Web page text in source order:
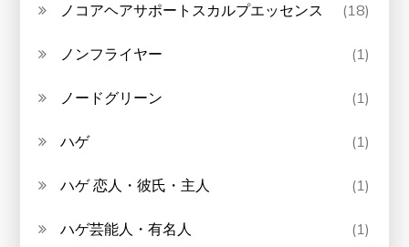
ノコアヘアサポートスカルプエッセンス (18)
ノンフライヤー (1)
ノードグリーン (1)
ハゲ (1)
ハゲ 恋人・彼氏・主人 (1)
ハゲ芸能人・有名人 (1)